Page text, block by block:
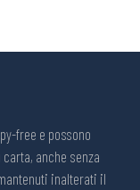
free e possono
anche senza
inalterati il